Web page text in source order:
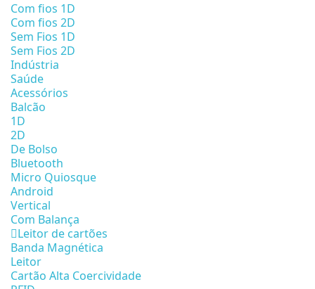
Com fios 1D
Com fios 2D
Sem Fios 1D
Sem Fios 2D
Indústria
Saúde
Acessórios
Balcão
1D
2D
De Bolso
Bluetooth
Micro Quiosque
Android
Vertical
Com Balança
Leitor de cartões
Banda Magnética
Leitor
Cartão Alta Coercividade